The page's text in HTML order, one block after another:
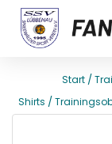
Start /
Shirts /